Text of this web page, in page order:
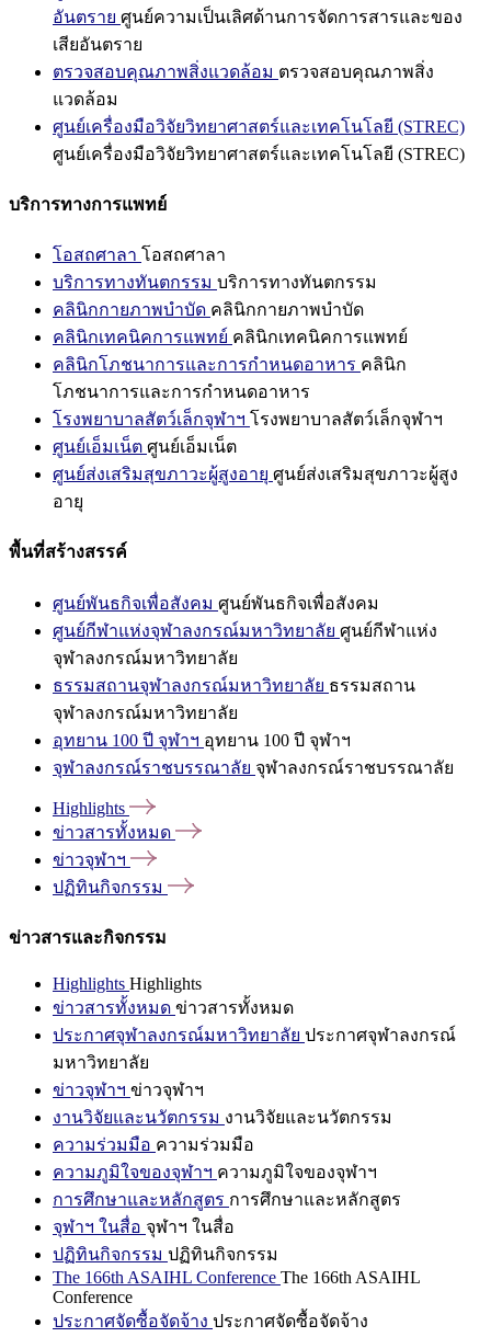
อันตราย ศูนย์ความเป็นเลิศด้านการจัดการสารและของ
เสียอันตราย
ตรวจสอบคุณภาพสิ่งแวดล้อม ตรวจสอบคุณภาพสิ่ง
แวดล้อม
ศูนย์เครื่องมือวิจัยวิทยาศาสตร์และเทคโนโลยี (STREC)
ศูนย์เครื่องมือวิจัยวิทยาศาสตร์และเทคโนโลยี (STREC)
บริการทางการแพทย์
โอสถศาลา โอสถศาลา
บริการทางทันตกรรม บริการทางทันตกรรม
คลินิกกายภาพบำบัด คลินิกกายภาพบำบัด
คลินิกเทคนิคการแพทย์ คลินิกเทคนิคการแพทย์
คลินิกโภชนาการและการกำหนดอาหาร คลินิก
โภชนาการและการกำหนดอาหาร
โรงพยาบาลสัตว์เล็กจุฬาฯ โรงพยาบาลสัตว์เล็กจุฬาฯ
ศูนย์เอ็มเน็ต ศูนย์เอ็มเน็ต
ศูนย์ส่งเสริมสุขภาวะผู้สูงอายุ ศูนย์ส่งเสริมสุขภาวะผู้สูง
อายุ
พื้นที่สร้างสรรค์
ศูนย์พันธกิจเพื่อสังคม ศูนย์พันธกิจเพื่อสังคม
ศูนย์กีฬาแห่งจุฬาลงกรณ์มหาวิทยาลัย ศูนย์กีฬาแห่ง
จุฬาลงกรณ์มหาวิทยาลัย
ธรรมสถานจุฬาลงกรณ์มหาวิทยาลัย ธรรมสถาน
จุฬาลงกรณ์มหาวิทยาลัย
อุทยาน 100 ปี จุฬาฯ อุทยาน 100 ปี จุฬาฯ
จุฬาลงกรณ์ราชบรรณาลัย จุฬาลงกรณ์ราชบรรณาลัย
Highlights
ข่าวสารทั้งหมด
ข่าวจุฬาฯ
ปฏิทินกิจกรรม
ข่าวสารและกิจกรรม
Highlights Highlights
ข่าวสารทั้งหมด ข่าวสารทั้งหมด
ประกาศจุฬาลงกรณ์มหาวิทยาลัย ประกาศจุฬาลงกรณ์
มหาวิทยาลัย
ข่าวจุฬาฯ ข่าวจุฬาฯ
งานวิจัยและนวัตกรรม งานวิจัยและนวัตกรรม
ความร่วมมือ ความร่วมมือ
ความภูมิใจของจุฬาฯ ความภูมิใจของจุฬาฯ
การศึกษาและหลักสูตร การศึกษาและหลักสูตร
จุฬาฯ ในสื่อ จุฬาฯ ในสื่อ
ปฏิทินกิจกรรม ปฏิทินกิจกรรม
The 166th ASAIHL Conference The 166th ASAIHL
Conference
ประกาศจัดซื้อจัดจ้าง ประกาศจัดซื้อจัดจ้าง